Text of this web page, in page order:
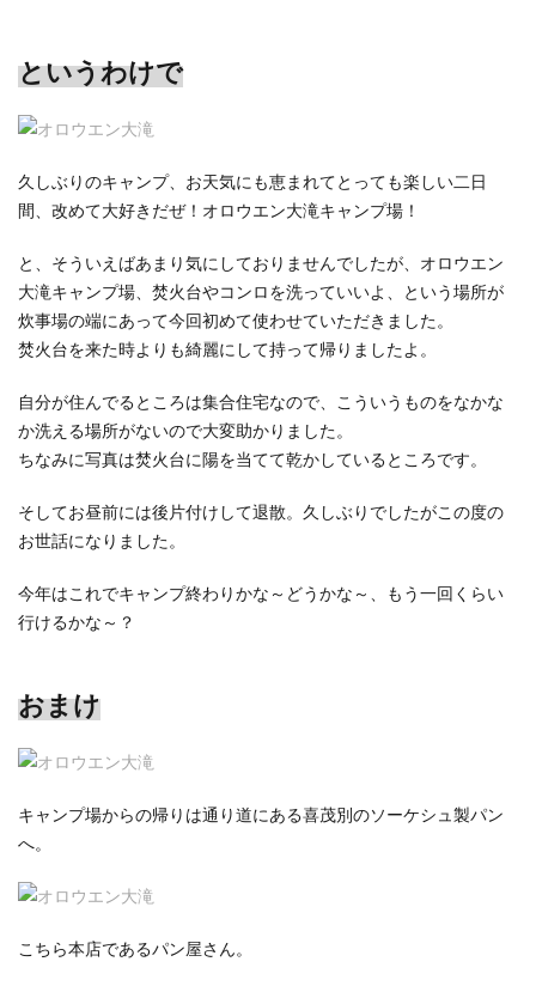
というわけで
久しぶりのキャンプ、お天気にも恵まれてとっても楽しい二日
間、改めて大好きだぜ！オロウエン大滝キャンプ場！
と、そういえばあまり気にしておりませんでしたが、オロウエン
大滝キャンプ場、焚火台やコンロを洗っていいよ、という場所が
炊事場の端にあって今回初めて使わせていただきました。
焚火台を来た時よりも綺麗にして持って帰りましたよ。
自分が住んでるところは集合住宅なので、こういうものをなかな
か洗える場所がないので大変助かりました。
ちなみに写真は焚火台に陽を当てて乾かしているところです。
そしてお昼前には後片付けして退散。久しぶりでしたがこの度の
お世話になりました。
今年はこれでキャンプ終わりかな～どうかな～、もう一回くらい
行けるかな～？
おまけ
キャンプ場からの帰りは通り道にある喜茂別のソーケシュ製パン
へ。
こちら本店であるパン屋さん。